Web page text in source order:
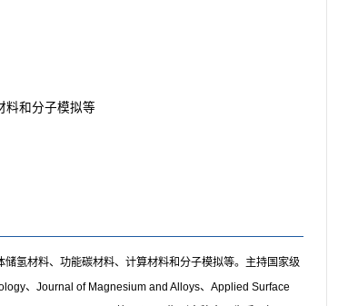
料和分子模拟等
氢材料、功能碳材料、计算材料和分子模拟等。主持国家级
、Journal of Magnesium and Alloys、Applied Surface